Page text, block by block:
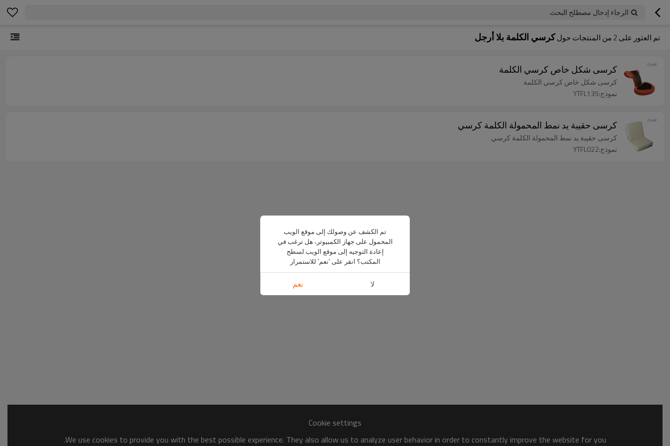
الرجاء إدخال مصطلح البحث
تم العثور على 2 من المنتجات حولكرسي الكلمة بلا أرجل
كرسى شكل خاص كرسي الكلمة
كرسى شكل خاص كرسي الكلمة
نموذج:YTFL135
كرسى حقيبة يد نمط المحمولة الكلمة كرسي
كرسى حقيبة يد نمط المحمولة الكلمة كرسي
نموذج:YTFL022
Cookie settings
We use cookies to provide you with the best possible experience. They also allow us to analyze user behavior in order to constantly improve the website for you.
تم الكشف عن وصولك إلى موقع الويب
المحمول على جهاز الكمبيوتر، هل ترغب في
إعادة التوجيه إلى موقع الويب لسطح
المكتب؟ انقر على 'نعم' للاستمرار
لا نعم